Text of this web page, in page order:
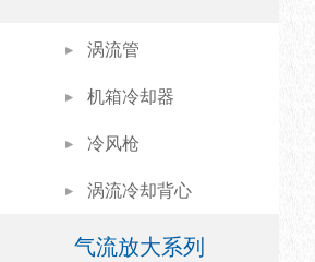
涡流管
机箱冷却器
冷风枪
涡流冷却背心
气流放大系列